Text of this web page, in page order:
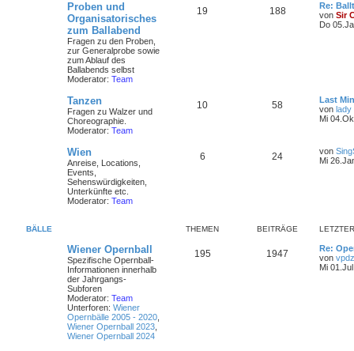
Proben und
Organisatorisches
zum Ballabend
Fragen zu den Proben,
zur Generalprobe sowie
zum Ablauf des
Ballabends selbst
Moderator: Team
19 188
Re:
von Sir
Do
Tanzen
Fragen zu Walzer und
Choreographie.
Moderator: Team
10 58
Last
von lady
Mi
Wien
Anreise, Locations,
Events,
Sehenswürdigkeiten,
Unterkünfte etc.
Moderator: Team
6 24 von
Mi
BÄLLE THEMEN BEITRÄGE
Wiener Opernball
Spezifische Opernball-
Informationen innerhalb
der Jahrgangs-
Subforen
Moderator: Team
Unterforen: Wiener
Opernbälle 2005 - 2020
Wiener Opernball 2023
Wiener Opernball 2024
195 1947
Re:
von
Mi